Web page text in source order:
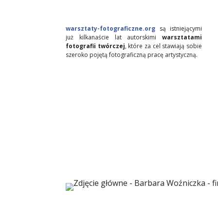
warsztaty-fotograficzne.org są istniejącymi
już kilkanaście lat autorskimi warsztatami
fotografii twórczej, które za cel stawiają sobie
szeroko pojętą fotograficzną pracę artystyczną.